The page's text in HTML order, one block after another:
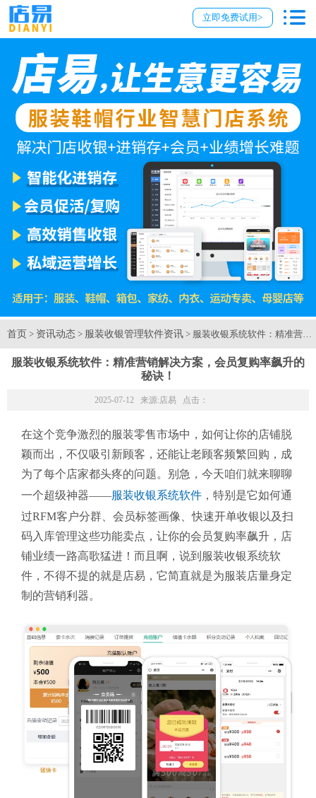
立即免费试用>
首页 > 资讯动态 > 服装收银管理软件资讯 > 服装收银系统软件：精准营
服装收银系统软件：精准营销解决方案，会员复购率飙升的
秘诀！
2025-07-12 来源:店易 点击：
在这个竞争激烈的服装零售市场中，如何让你的店铺脱
颖而出，不仅吸引新顾客，还能让老顾客频繁回购，成
为了每个店家都头疼的问题。别急，今天咱们就来聊聊
一个超级神器——服装收银系统软件 ，特别是它如何通
过RFM客户分群、会员标签画像、快速开单收银以及扫
码入库管理这些功能卖点，让你的会员复购率飙升，店
铺业绩一路高歌猛进！而且啊，说到服装收银系统软
件，不得不提的就是店易，它简直就是为服装店量身定
制的营销利器。